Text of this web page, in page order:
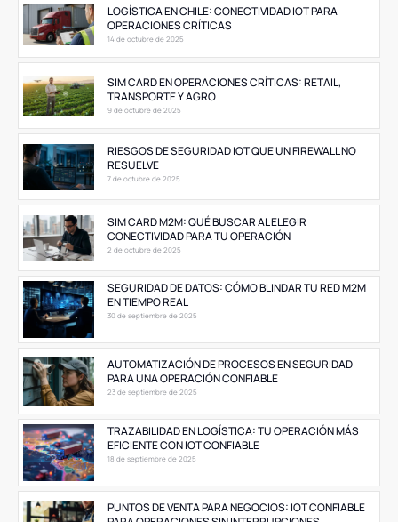
LOGÍSTICA EN CHILE: CONECTIVIDAD IOT PARA
OPERACIONES CRÍTICAS
14 de octubre de 2025
SIM CARD EN OPERACIONES CRÍTICAS: RETAIL,
TRANSPORTE Y AGRO
9 de octubre de 2025
RIESGOS DE SEGURIDAD IOT QUE UN FIREWALL NO
RESUELVE
7 de octubre de 2025
SIM CARD M2M: QUÉ BUSCAR AL ELEGIR
CONECTIVIDAD PARA TU OPERACIÓN
2 de octubre de 2025
SEGURIDAD DE DATOS: CÓMO BLINDAR TU RED M2M
EN TIEMPO REAL
30 de septiembre de 2025
AUTOMATIZACIÓN DE PROCESOS EN SEGURIDAD
PARA UNA OPERACIÓN CONFIABLE
23 de septiembre de 2025
TRAZABILIDAD EN LOGÍSTICA: TU OPERACIÓN MÁS
EFICIENTE CON IOT CONFIABLE
18 de septiembre de 2025
PUNTOS DE VENTA PARA NEGOCIOS: IOT CONFIABLE